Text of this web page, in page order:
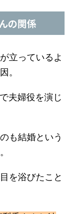
の関係
立っているよ
。
夫婦役を演じ
も結婚という
を浴びたこと